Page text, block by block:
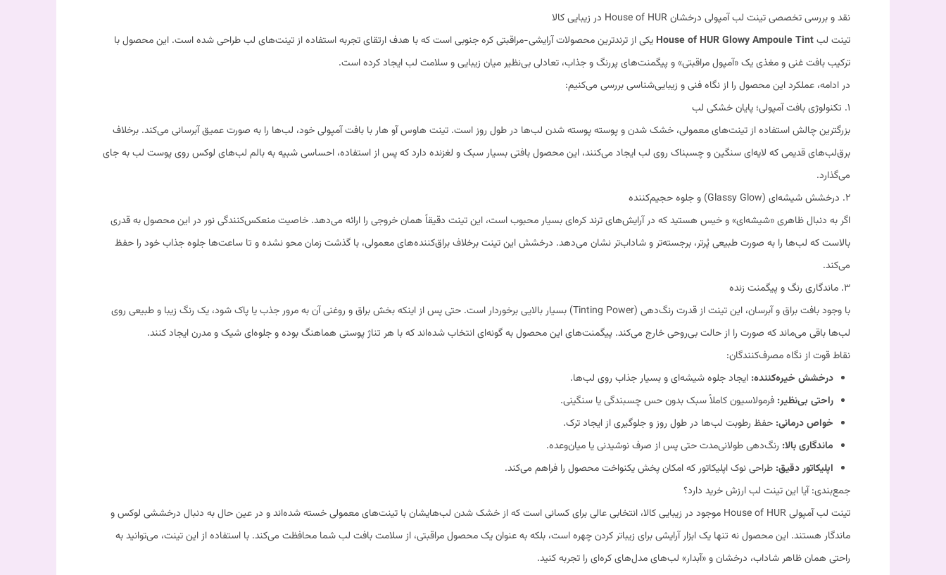
نقد و بررسی تخصصی تینت لب آمپولی درخشان House of HUR در زیبایی کالا
تینت لبHouse of HUR Glowy Ampoule Tint یکی از ترندترین محصولات آرایشی-مراقبتی کره جنوبی است که با هدف ارتقای تجربه استفاده از تینت‌های لب طراحی شده است. این محصول با
ترکیب بافت غنی و مغذی یک «آمپول مراقبتی» و پیگمنت‌های پررنگ و جذاب، تعادلی بی‌نظیر میان زیبایی و سلامت لب ایجاد کرده است.
در ادامه، عملکرد این محصول را از نگاه فنی و زیبایی‌شناسی بررسی می‌کنیم:
۱. تکنولوژی بافت آمپولی؛ پایان خشکی لب
بزرگترین چالش استفاده از تینت‌های معمولی، خشک شدن و پوسته پوسته شدن لب‌ها در طول روز است. تینت هاوس آو هار با بافت آمپولی خود، لب‌ها را به صورت عمیق آبرسانی می‌کند. برخلاف
برق‌لب‌های قدیمی که لایه‌ای سنگین و چسبناک روی لب ایجاد می‌کنند، این محصول بافتی بسیار سبک و لغزنده دارد که پس از استفاده، احساسی شبیه به بالم لب‌های لوکس روی پوست لب به جای
می‌گذارد.
۲. درخشش شیشه‌ای (Glassy Glow) و جلوه حجیم‌کننده
اگر به دنبال ظاهری «شیشه‌ای» و خیس هستید که در آرایش‌های ترند کره‌ای بسیار محبوب است، این تینت دقیقاً همان خروجی را ارائه می‌دهد. خاصیت منعکس‌کنندگی نور در این محصول به قدری
بالاست که لب‌ها را به صورت طبیعی پُرتر، برجسته‌تر و شاداب‌تر نشان می‌دهد. درخشش این تینت برخلاف براق‌کننده‌های معمولی، با گذشت زمان محو نشده و تا ساعت‌ها جلوه جذاب خود را حفظ
می‌کند.
۳. ماندگاری رنگ و پیگمنت زنده
با وجود بافت براق و آبرسان، این تینت از قدرت رنگ‌دهی (Tinting Power) بسیار بالایی برخوردار است. حتی پس از اینکه بخش براق و روغنی آن به مرور جذب یا پاک شود، یک رنگ زیبا و طبیعی روی
لب‌ها باقی می‌ماند که صورت را از حالت بی‌روحی خارج می‌کند. پیگمنت‌های این محصول به گونه‌ای انتخاب شده‌اند که با هر تناژ پوستی هماهنگ بوده و جلوه‌ای شیک و مدرن ایجاد کنند.
نقاط قوت از نگاه مصرف‌کنندگان:
درخشش خیره‌کننده: ایجاد جلوه شیشه‌ای و بسیار جذاب روی لب‌ها.
راحتی بی‌نظیر: فرمولاسیون کاملاً سبک بدون حس چسبندگی یا سنگینی.
خواص درمانی: حفظ رطوبت لب‌ها در طول روز و جلوگیری از ایجاد ترک.
ماندگاری بالا: رنگ‌دهی طولانی‌مدت حتی پس از صرف نوشیدنی یا میان‌وعده.
اپلیکاتور دقیق: طراحی نوک اپلیکاتور که امکان پخش یکنواخت محصول را فراهم می‌کند.
جمع‌بندی: آیا این تینت لب ارزش خرید دارد؟
تینت لب آمپولی House of HUR موجود در زیبایی کالا، انتخابی عالی برای کسانی است که از خشک شدن لب‌هایشان با تینت‌های معمولی خسته شده‌اند و در عین حال به دنبال درخششی لوکس و
ماندگار هستند. این محصول نه تنها یک ابزار آرایشی برای زیباتر کردن چهره است، بلکه به عنوان یک محصول مراقبتی، از سلامت بافت لب شما محافظت می‌کند. با استفاده از این تینت، می‌توانید به
راحتی همان ظاهر شاداب، درخشان و «آبدار» لب‌های مدل‌های کره‌ای را تجربه کنید.